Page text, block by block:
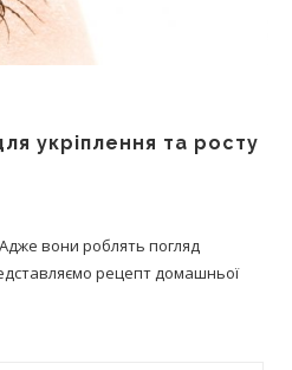
укріплення та росту
Адже вони роблять погляд
рецепт домашньої